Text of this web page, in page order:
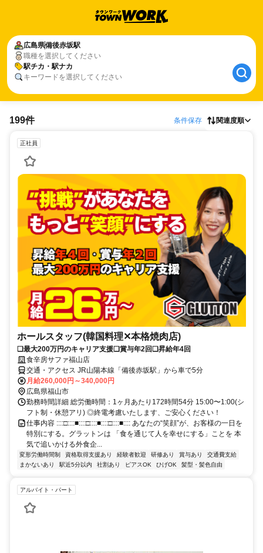
広島県備後赤坂駅
職種を選択してください
駅チカ・駅ナカ
キーワードを選択してください
199件 条件保存 関連度順
正社員
ホールスタッフ(韓国料理✕本格焼肉店)
❏最大200万円のキャリア支援❏賞与年2回❏昇給年4回
食辛房サファ福山店
交通・アクセス JR山陽本線「備後赤坂駅」から車で5分
月給260,000円～340,000円
広島県福山市
勤務時間詳細 総労働時間：1ヶ月あたり172時間54分 15:00〜1:00(シ
フト制・休憩アリ) ◎終電考慮いたします、ご安心ください！
仕事内容 ::::□::::■::::□::::■::::□::::■:::: あなたの“笑顔”が、お客様の一日を
特別にする。グラットンは 「食を通じて人を幸せにする」ことを 本
気で追いかける外食企...
変形労働時間制 資格取得支援あり 経験者歓迎 研修あり 賞与あり
交通費支給
まかないあり
駅近5分以内 社割あり ピアスOK ひげOK 髪型・髪色自由
アルバイト・パート